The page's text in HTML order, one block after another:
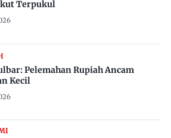
Terpukul
Pelemahan Rupiah Ancam
Kecil